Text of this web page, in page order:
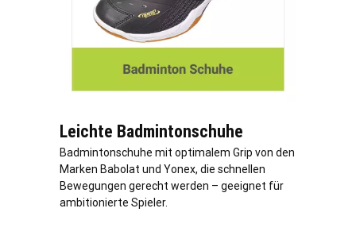
Leichte Badmintonschuhe
Badmintonschuhe mit optimalem Grip von den
Marken Babolat und Yonex, die schnellen
Bewegungen gerecht werden – geeignet für
ambitionierte Spieler.